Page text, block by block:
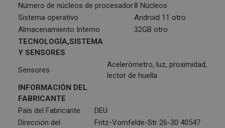
Número de núcleos de procesador8 Núcleos
Sistema operativo
Android 11 otro
Almacenamiento Interno
32GB otro
TECNOLOGÍA,SISTEMA
Y SENSORES
Sensores
Acelerómetro, luz, proximidad,
lector de huella
INFORMACIÓN DEL
FABRICANTE
País del Fabricante
DEU
Dirección del
Fritz-Vomfelde-Str 26-30 40547